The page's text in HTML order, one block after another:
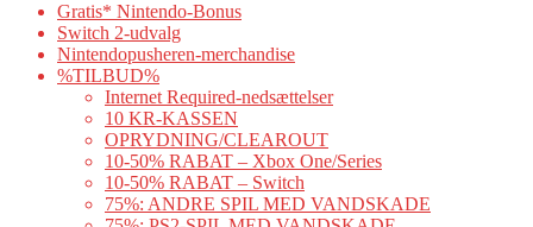
Gratis* Nintendo-Bonus
Switch 2-udvalg
Nintendopusheren-merchandise
%TILBUD%
Internet Required-nedsættelser
10 KR-KASSEN
OPRYDNING/CLEAROUT
10-50% RABAT – Xbox One/Series
10-50% RABAT – Switch
75%: ANDRE SPIL MED VANDSKADE